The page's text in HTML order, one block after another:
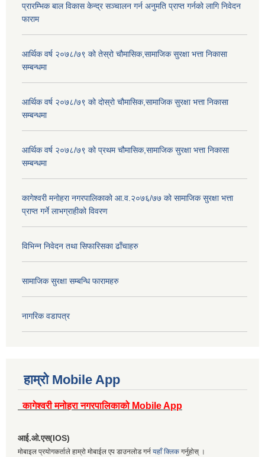
प्रारम्भिक बाल विकास केन्द्र सञ्चालन गर्न अनुमति प्राप्त गर्नको लागि निवेदन
फाराम
आर्थिक वर्ष २०७८/७९ को तेस्रो चौमासिक,सामाजिक सुरक्षा भत्ता निकासा
सम्बन्धमा
आर्थिक वर्ष २०७८/७९ को दोस्रो चौमासिक,सामाजिक सुरक्षा भत्ता निकासा
सम्बन्धमा
आर्थिक वर्ष २०७८/७९ को प्रथम चौमासिक,सामाजिक सुरक्षा भत्ता निकासा
सम्बन्धमा
कागेश्वरी मनोहरा नगरपालिकाको आ.व.२०७६/७७ को सामाजिक सुरक्षा भत्ता
प्राप्त गर्ने लाभग्राहीको विवरण
विभिन्न निवेदन तथा सिफारिसका ढाँचाहरु
सामाजिक सुरक्षा सम्बन्धि फारामहरु
नागरिक वडापत्र
हाम्रो Mobile App
कागेश्वरी मनोहरा नगरपालिकाको Mobile App
आई.ओ.एस(IOS)
मोबाइल प्रयोगकर्ताले हाम्रो मोबाईल एप डाउनलोड गर्न यहाँ क्लिक गर्नुहोस् ।